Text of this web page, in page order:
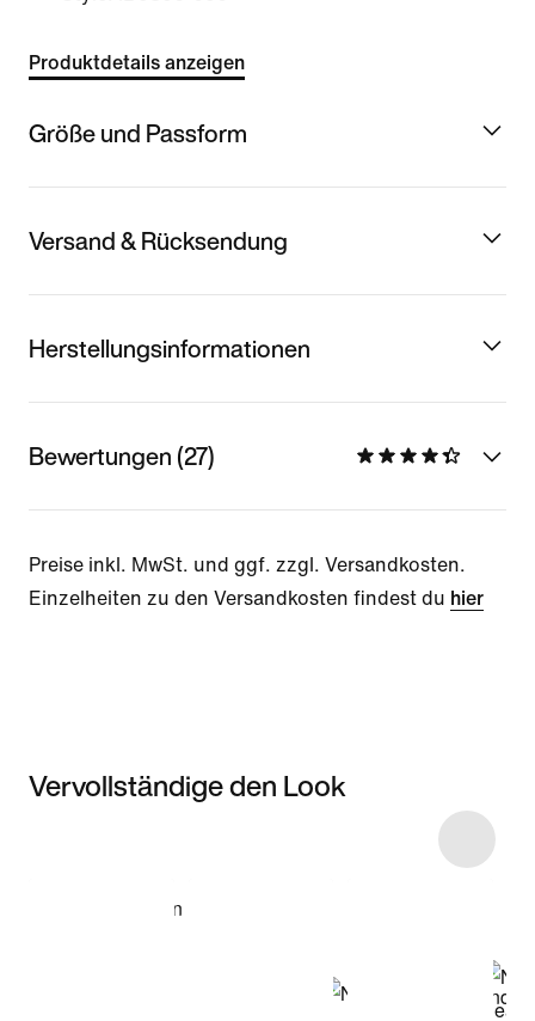
Produktdetails anzeigen
Größe und Passform
Versand & Rücksendung
Herstellungsinformationen
Bewertungen (27)
Preise inkl. MwSt. und ggf. zzgl. Versandkosten.
Einzelheiten zu den Versandkosten findest du hier
Vervollständige den Look
Modell anzeigen